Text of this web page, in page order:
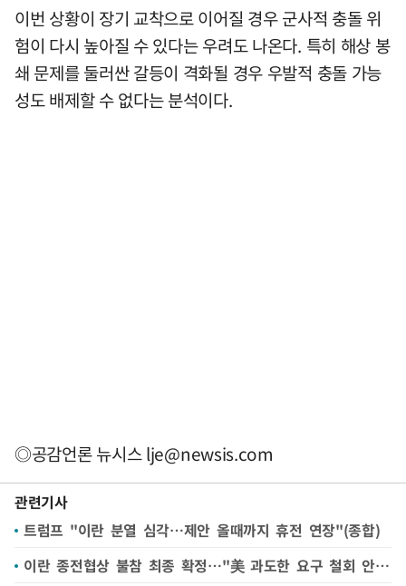
이번 상황이 장기 교착으로 이어질 경우 군사적 충돌 위
험이 다시 높아질 수 있다는 우려도 나온다. 특히 해상 봉
쇄 문제를 둘러싼 갈등이 격화될 경우 우발적 충돌 가능
성도 배제할 수 없다는 분석이다.
◎공감언론 뉴시스lje@newsis.com
관련기사
트럼프 "이란 분열 심각…제안 올때까지 휴전 연장"(종합)
이란 종전협상 불참 최종 확정…"美 과도한 요구 철회 안 해"